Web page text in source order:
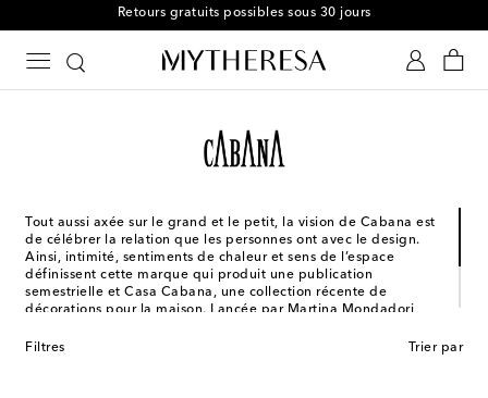
Livraison offerte dès CA$600
Tout aussi axée sur le grand et le petit, la vision de Cabana est
de célébrer la relation que les personnes ont avec le design.
Ainsi, intimité, sentiments de chaleur et sens de l’espace
définissent cette marque qui produit une publication
semestrielle et Casa Cabana, une collection récente de
décorations pour la maison. Lancée par Martina Mondadori,
couleurs audacieuses, des tissus remarquables et des imprimés
Filtres Trier par